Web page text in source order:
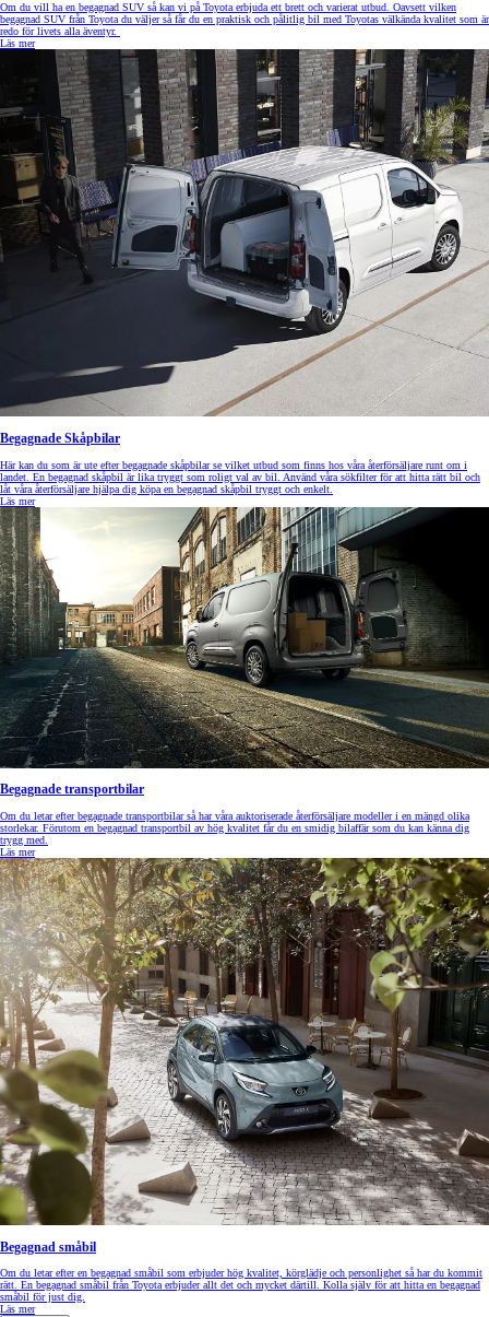
Om du vill ha en begagnad SUV så kan vi på Toyota erbjuda ett brett och varierat utbud. Oavsett vilken
begagnad SUV från Toyota du väljer så får du en praktisk och pålitlig bil med Toyotas välkända kvalitet som är
redo för livets alla äventyr.
Läs mer
Begagnade Skåpbilar
Här kan du som är ute efter begagnade skåpbilar se vilket utbud som finns hos våra återförsäljare runt om i
landet. En begagnad skåpbil är lika tryggt som roligt val av bil. Använd våra sökfilter för att hitta rätt bil och
låt våra återförsäljare hjälpa dig köpa en begagnad skåpbil tryggt och enkelt.
Läs mer
Begagnade transportbilar
Om du letar efter begagnade transportbilar så har våra auktoriserade återförsäljare modeller i en mängd olika
storlekar. Förutom en begagnad transportbil av hög kvalitet får du en smidig bilaffär som du kan känna dig
trygg med.
Läs mer
Begagnad småbil
Om du letar efter en begagnad småbil som erbjuder hög kvalitet, körglädje och personlighet så har du kommit
rätt. En begagnad småbil från Toyota erbjuder allt det och mycket därtill. Kolla själv för att hitta en begagnad
småbil för just dig.
Läs mer